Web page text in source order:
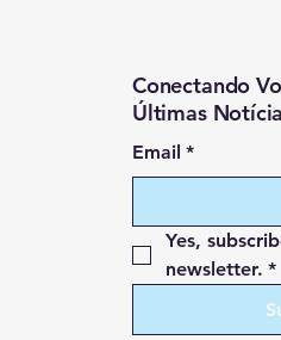
Conectando
Últimas
Email *
Yes,
newsletter. *